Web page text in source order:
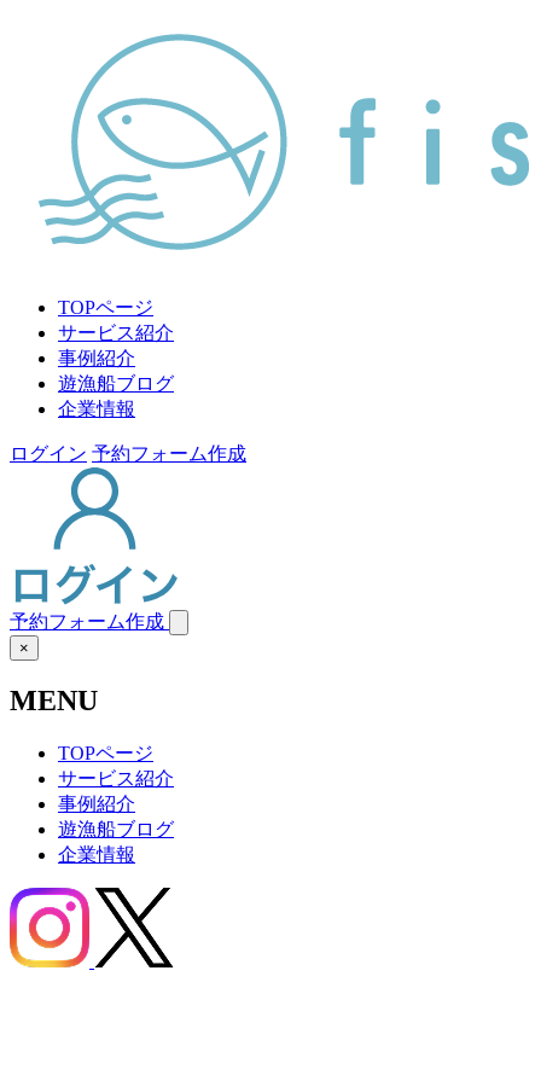
TOPページ
サービス紹介
事例紹介
遊漁船ブログ
企業情報
ログイン 予約フォーム作成
予約フォーム作成
×
MENU
TOPページ
サービス紹介
事例紹介
遊漁船ブログ
企業情報